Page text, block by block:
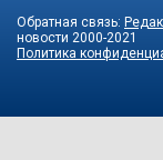
Обратная связь:
новости 2000-2021
Политика